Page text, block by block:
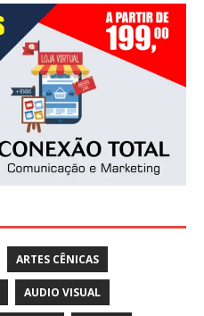
ARTES CÊNICAS
AUDIO VISUAL